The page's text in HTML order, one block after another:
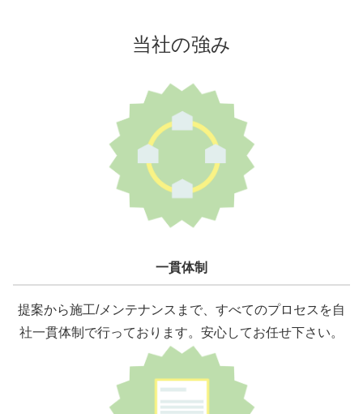
当社の強み
一貫体制
提案から施工/メンテナンスまで、すべてのプロセスを自
社一貫体制で行っております。安心してお任せ下さい。